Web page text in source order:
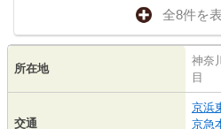
全8件を
所在地
神奈
目
交通
京浜
京急